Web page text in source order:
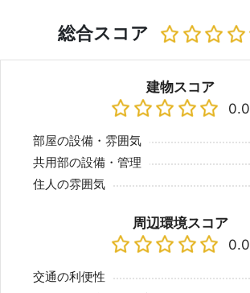
総合スコア
建物スコア
0.0
部屋の設備・雰囲気
共用部の設備・管理
住人の雰囲気
周辺環境スコア
0.0
交通の利便性